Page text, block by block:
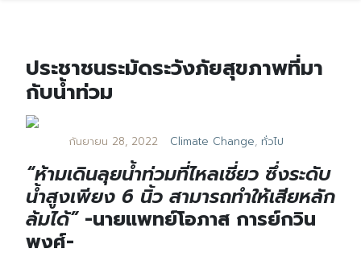
ประชาชนระมัดระวังภัยสุขภาพที่มา
กับน้ำท่วม
กันยายน 28, 2022 Climate Change, ทั่วไป
“ห้ามเดินลุยน้ำท่วมที่ไหลเชี่ยว ซึ่งระดับ
น้ำสูงเพียง 6 นิ้ว สามารถทำให้เสียหลัก
ล้มได้”-นายแพทย์โอภาส การย์กวิน
พงศ์-